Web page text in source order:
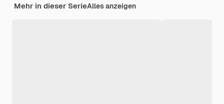
Mehr in dieser SerieAlles anzeigen